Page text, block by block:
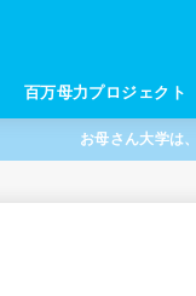
百万母力プロジェクト
お母さん大学は